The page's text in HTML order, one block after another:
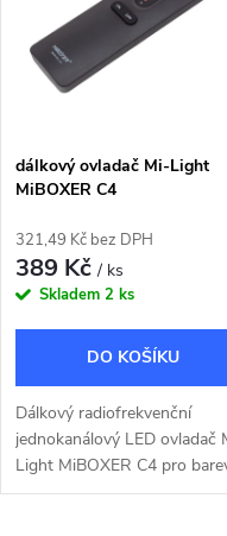
é
v
á
n
,
s
t
dálkový ovladač Mi-Light
MiBOXER C4
321,49 Kč bez DPH
389 Kč/ ks
Skladem 2 ks
DO KOŠÍKU
Dálkový radiofrekvenční
jednokanálový LED ovladač
Light MiBOXER C4 pro
RGB a CCT LED pásky.